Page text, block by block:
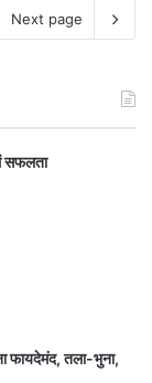
Next page
सफलता
फायदेमंद, तला-भुना,